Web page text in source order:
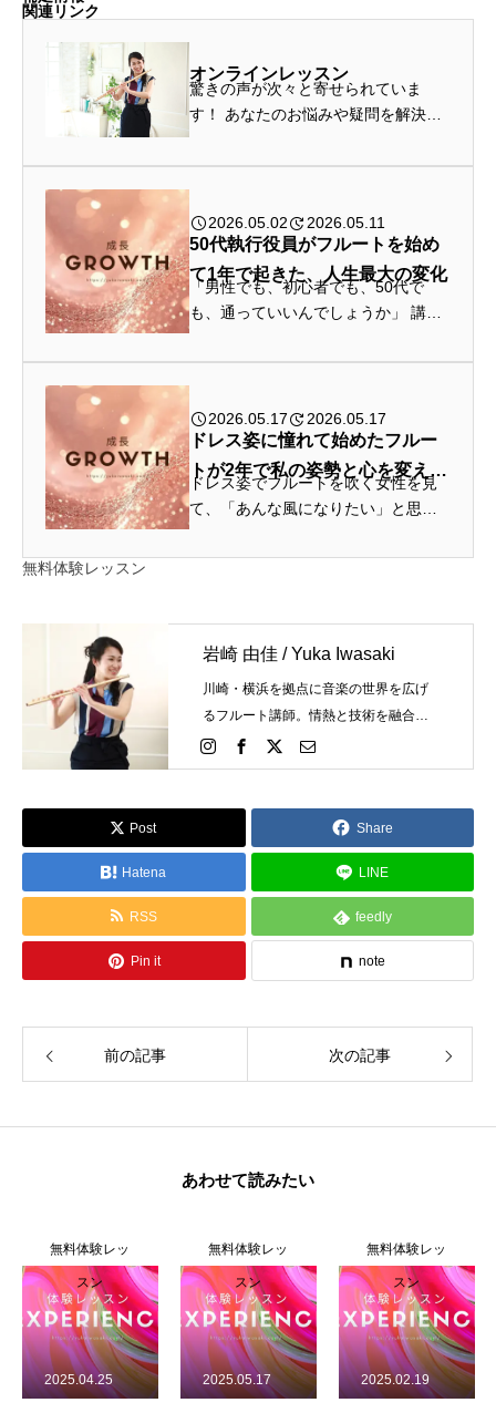
関連リンク
オンラインレッスン
驚きの声が次々と寄せられていま
す！ あなたのお悩みや疑問を解決し
験でお待ちしています！ フルートの
バランス、感情表現、あなたご自身...
2026.05.02 2026.05.11
50代執行役員がフルートを始め
て1年で起きた、人生最大の変化
「男性でも、初心者でも、50代で
も、通っていいんでしょうか」 講師
「男性可」の教室が、見つからない
た時のことを、今でもよく...
2026.05.17 2026.05.17
ドレス姿に憧れて始めたフルー
トが2年で私の姿勢と心を変えて
くれた
ドレス姿でフルートを吹く女性を見
て、「あんな風になりたい」と思っ
めて音が出た瞬間 フルートは、管楽
無料体験レッスン
岩崎 由佳 / Yuka Iwasaki
川崎・横浜を拠点に音楽の世界を広げ
るフルート講師。情熱と技術を融合
し、個々の才能を最大限に引き出しま
す。あなたの演奏が輝く瞬間を、今か
Post Share
Hatena LINE
RSS feedly
Pin it note
前の記事 次の記事
あわせて読みたい
無料体験レッ
スン
2025.05.17
無料体験レッ
スン
2025.02.19
無料体験レッ
スン
2025.06.06